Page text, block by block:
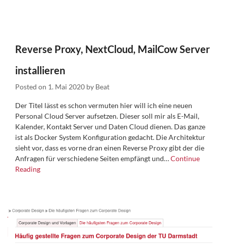
Reverse Proxy, NextCloud, MailCow Server
installieren
Posted on 1. Mai 2020 by Beat
Der Titel lässt es schon vermuten hier will ich eine neuen
Personal Cloud Server aufsetzen. Dieser soll mir als E-Mail,
Kalender, Kontakt Server und Daten Cloud dienen. Das ganze
ist als Docker System Konfiguration gedacht. Die Architektur
sieht vor, dass es vorne dran einen Reverse Proxy gibt der die
Anfragen für verschiedene Seiten empfängt und…Continue
Reading